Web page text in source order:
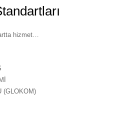
hizmet…
(GLOKOM)